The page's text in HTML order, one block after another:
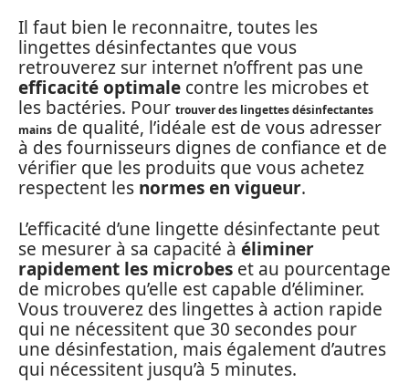
Il faut bien le reconnaitre, toutes les
lingettes désinfectantes que vous
retrouverez sur internet n’offrent pas une
efficacité optimale contre les microbes et
les bactéries. Pour trouver des lingettes désinfectantes
mains de qualité, l’idéale est de vous adresser
à des fournisseurs dignes de confiance et de
vérifier que les produits que vous achetez
respectent les normes en vigueur.
L’efficacité d’une lingette désinfectante peut
se mesurer à sa capacité à éliminer
rapidement les microbes et au pourcentage
de microbes qu’elle est capable d’éliminer.
Vous trouverez des lingettes à action rapide
qui ne nécessitent que 30 secondes pour
une désinfestation, mais également d’autres
qui nécessitent jusqu’à 5 minutes.